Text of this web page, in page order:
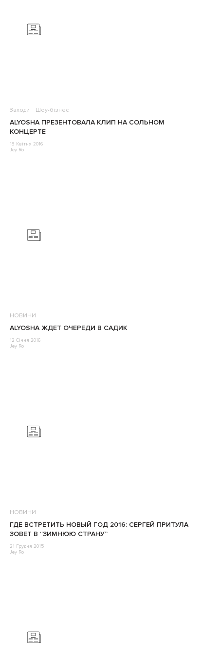
Заходи Шоу-бізнес
ALYOSHA ПРЕЗЕНТОВАЛА КЛИП НА СОЛЬНОМ
КОНЦЕРТЕ
18 Квітня 2016
Jey Ro
НОВИНИ
ALYOSHA ЖДЕТ ОЧЕРЕДИ В САДИК
12 Січня 2016
Jey Ro
НОВИНИ
ГДЕ ВСТРЕТИТЬ НОВЫЙ ГОД 2016: СЕРГЕЙ ПРИТУЛА
ЗОВЕТ В “ЗИМНЮЮ СТРАНУ”
21 Грудня 2015
Jey Ro